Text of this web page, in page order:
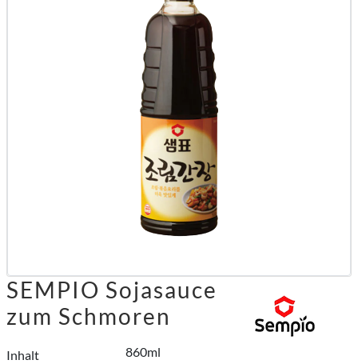
SEMPIO Sojasauce
zum Schmoren
Inhalt 860ml